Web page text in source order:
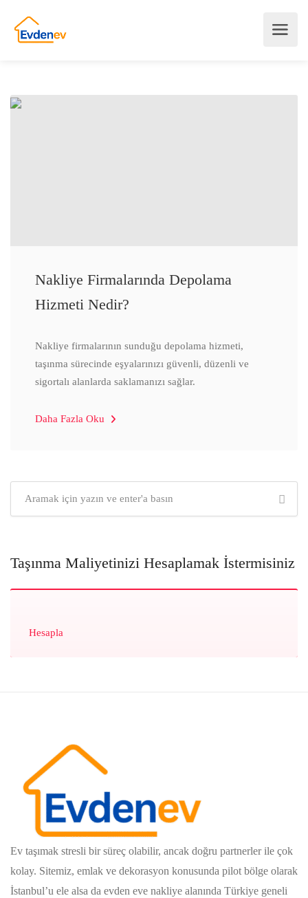
Nakliye Firmalarında Depolama
Hizmeti Nedir?
Nakliye firmalarının sunduğu depolama hizmeti,
taşınma sürecinde eşyalarınızı güvenli, düzenli ve
sigortalı alanlarda saklamanızı sağlar.
Daha Fazla Oku
Taşınma Maliyetinizi Hesaplamak İstermisiniz
Hesapla
Ev taşımak stresli bir süreç olabilir, ancak doğru partnerler ile çok
kolay. Sitemiz, emlak ve dekorasyon konusunda pilot bölge olarak
İstanbul’u ele alsa da evden eve nakliye alanında Türkiye geneli